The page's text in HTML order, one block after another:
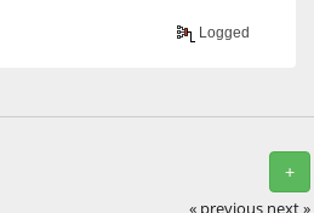
Logged
+
« previous next »